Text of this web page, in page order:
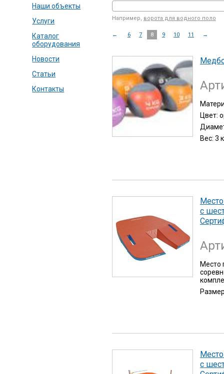
Наши объекты
Услуги
Каталог
оборудования
Новости
Статьи
Контакты
Например, ворота для водного поло
← 6 7 8 9 10 11 →
Цвет:
Вес: 3
с
Место
с